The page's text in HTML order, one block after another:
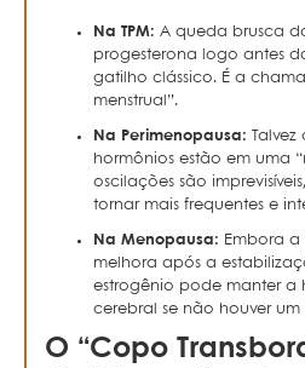
Na TPM: A queda brusca
progesterona logo antes
gatilho clássico. É a
menstrual”.
Na Perimenopausa: Talvez
hormônios estão em uma
oscilações são
tornar mais frequentes e
Na Menopausa: Embora
melhora após a
estrogênio pode manter a
cerebral se não houver
O “Copo